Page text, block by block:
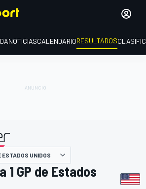
NOTICIASCALENDARIORESULTADOS
ESTADOS UNIDOS
1 GP de Estados